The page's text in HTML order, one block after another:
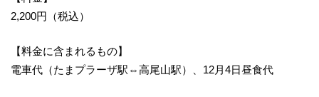
2,200円（税込）
【料金に含まれるもの】
電車代（たまプラーザ駅⇔高尾山駅）、12月4日昼食代